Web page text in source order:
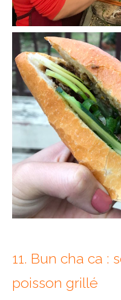
11. Bun cha ca :
poisson grillé